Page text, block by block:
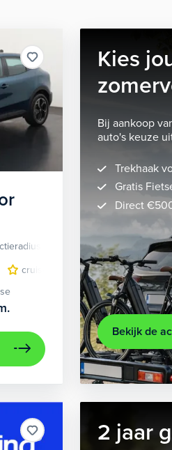
velgen 5-spaaks 18"
Elektrisch
cruise control adaptief LED
Kies
Bij aankoop
auto's keuze
Trekhaak
Gratis
Direct
Bekijk de
2 jaar